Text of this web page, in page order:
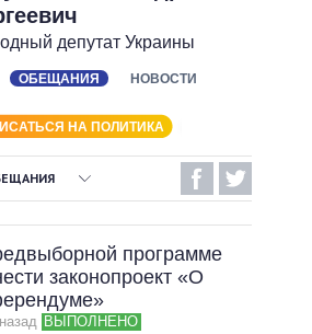
ОБЩЕСТВО
МИР
ПОЛИТИКИ
И ОФИС
ИНФОГРАФИКА
ВИДЕО
ПОДДЕРЖАТЬ
ПОЛИТИКОВ
депутат Украины
ОБЕЩАНИЯ НОВОСТИ
НА ПОЛИТИКА
ОБЕЩАНИЯ
В ПРОЦЕССЕ
программе
законопроект «О
ВЫПОЛНЕНО